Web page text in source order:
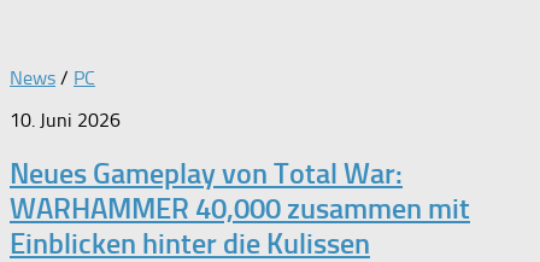
News / PC
10. Juni 2026
Neues Gameplay von Total War:
WARHAMMER 40,000 zusammen mit
Einblicken hinter die Kulissen